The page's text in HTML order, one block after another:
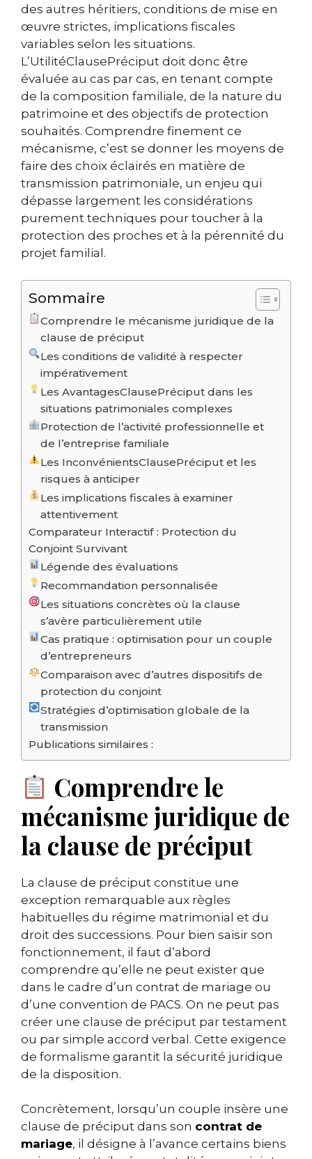
des autres héritiers, conditions de mise en
œuvre strictes, implications fiscales
variables selon les situations.
L’UtilitéClausePréciput doit donc être
évaluée au cas par cas, en tenant compte
de la composition familiale, de la nature du
patrimoine et des objectifs de protection
souhaités. Comprendre finement ce
mécanisme, c’est se donner les moyens de
faire des choix éclairés en matière de
transmission patrimoniale, un enjeu qui
dépasse largement les considérations
purement techniques pour toucher à la
protection des proches et à la pérennité du
projet familial.
Sommaire
Comprendre le mécanisme juridique de la
clause de préciput
Les conditions de validité à respecter
impérativement
Les AvantagesClausePréciput dans les
situations patrimoniales complexes
Protection de l’activité professionnelle et
de l’entreprise familiale
Les InconvénientsClausePréciput et les
risques à anticiper
Les implications fiscales à examiner
attentivement
Comparateur Interactif : Protection du
Conjoint Survivant
Légende des évaluations
Recommandation personnalisée
Les situations concrètes où la clause
s’avère particulièrement utile
Cas pratique : optimisation pour un couple
d’entrepreneurs
Comparaison avec d’autres dispositifs de
protection du conjoint
Stratégies d’optimisation globale de la
transmission
Publications similaires :
Comprendre le
mécanisme juridique de
la clause de préciput
La clause de préciput constitue une
exception remarquable aux règles
habituelles du régime matrimonial et du
droit des successions. Pour bien saisir son
fonctionnement, il faut d’abord
comprendre qu’elle ne peut exister que
dans le cadre d’un contrat de mariage ou
d’une convention de PACS. On ne peut pas
créer une clause de préciput par testament
ou par simple accord verbal. Cette exigence
de formalisme garantit la sécurité juridique
de la disposition.
Concrètement, lorsqu’un couple insère une
clause de préciput dans son contrat de
mariage, il désigne à l’avance certains biens